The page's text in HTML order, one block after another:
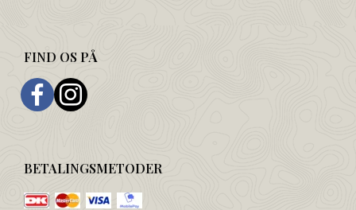
FIND OS PÅ
BETALINGSMETODER